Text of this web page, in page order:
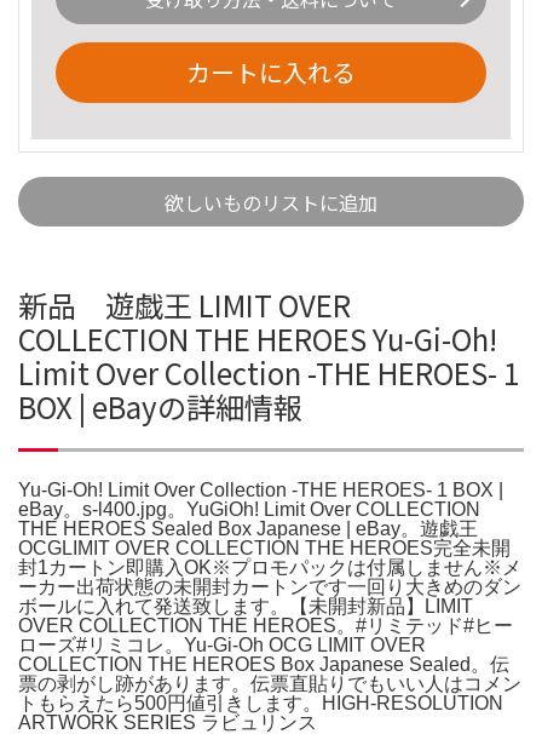
カートに入れる
欲しいものリストに追加
新品 遊戯王 LIMIT OVER
COLLECTION THE HEROES Yu-Gi-Oh!
Limit Over Collection -THE HEROES- 1
BOX | eBayの詳細情報
Yu-Gi-Oh! Limit Over Collection -THE HEROES- 1 BOX |
eBay。s-l400.jpg。YuGiOh! Limit Over COLLECTION
THE HEROES Sealed Box Japanese | eBay。遊戯王
OCGLIMIT OVER COLLECTION THE HEROES完全未開
封1カートン即購入OK※プロモパックは付属しません※メ
ーカー出荷状態の未開封カートンです一回り大きめのダン
ボールに入れて発送致します。【未開封新品】LIMIT
OVER COLLECTION THE HEROES。#リミテッド#ヒー
ローズ#リミコレ。Yu-Gi-Oh OCG LIMIT OVER
COLLECTION THE HEROES Box Japanese Sealed。伝
票の剥がし跡があります。伝票直貼りでもいい人はコメン
トもらえたら500円値引きします。HIGH-RESOLUTION
ARTWORK SERIES ラビュリンス